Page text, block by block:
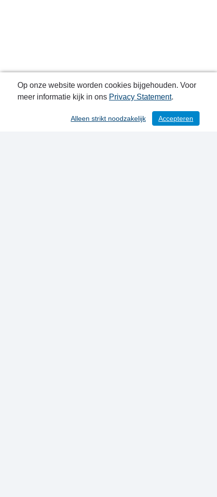
/ 113
Op onze website worden cookies bijgehouden. Voor
meer informatie kijk in ons Privacy Statement.
Accepteren
Alleen strikt noodzakelijk